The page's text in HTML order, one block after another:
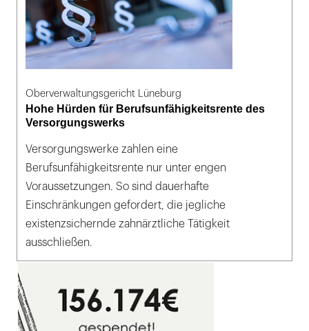
Oberverwaltungsgericht Lüneburg
Hohe Hürden für Berufsunfähigkeitsrente des
Versorgungswerks
Versorgungswerke zahlen eine
Berufsunfähigkeitsrente nur unter engen
Voraussetzungen. So sind dauerhafte
Einschränkungen gefordert, die jegliche
existenzsichernde zahnärztliche Tätigkeit
ausschließen.